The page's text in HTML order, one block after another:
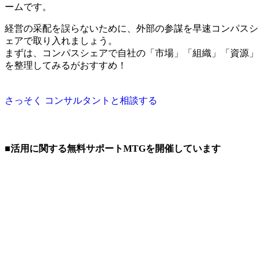
ームです。
経営の采配を誤らないために、外部の参謀を早速コンパスシ
ェアで取り入れましょう。
まずは、コンパスシェアで自社の「市場」「組織」「資源」
を整理してみるがおすすめ！
さっそく コンサルタントと相談する
■活用に関する無料サポートMTGを開催しています